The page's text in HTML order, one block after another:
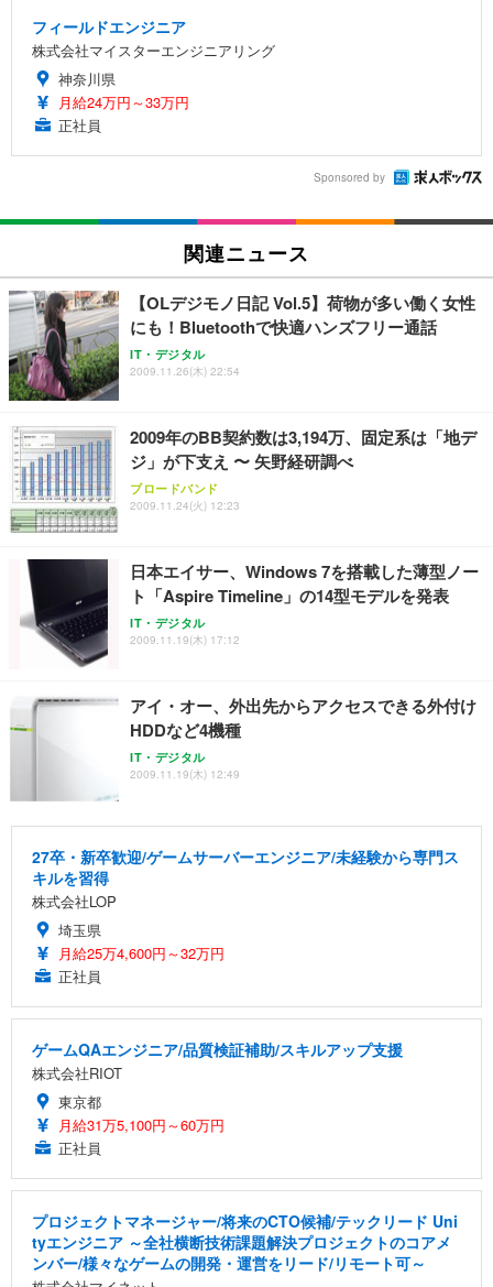
フィールドエンジニア
株式会社マイスターエンジニアリング
神奈川県
月給24万円～33万円
正社員
Sponsored by
関連ニュース
【OLデジモノ日記 Vol.5】荷物が多い働く女性
にも！Bluetoothで快適ハンズフリー通話
IT・デジタル
2009.11.26(木) 22:54
2009年のBB契約数は3,194万、固定系は「地デ
ジ」が下支え 〜 矢野経研調べ
ブロードバンド
2009.11.24(火) 12:23
日本エイサー、Windows 7を搭載した薄型ノー
ト「Aspire Timeline」の14型モデルを発表
IT・デジタル
2009.11.19(木) 17:12
アイ・オー、外出先からアクセスできる外付け
HDDなど4機種
IT・デジタル
2009.11.19(木) 12:49
27卒・新卒歓迎/ゲームサーバーエンジニア/未経験から専門ス
キルを習得
株式会社LOP
埼玉県
月給25万4,600円～32万円
正社員
ゲームQAエンジニア/品質検証補助/スキルアップ支援
株式会社RIOT
東京都
月給31万5,100円～60万円
正社員
プロジェクトマネージャー/将来のCTO候補/テックリード Uni
tyエンジニア ～全社横断技術課題解決プロジェクトのコアメ
ンバー/様々なゲームの開発・運営をリード/リモート可～